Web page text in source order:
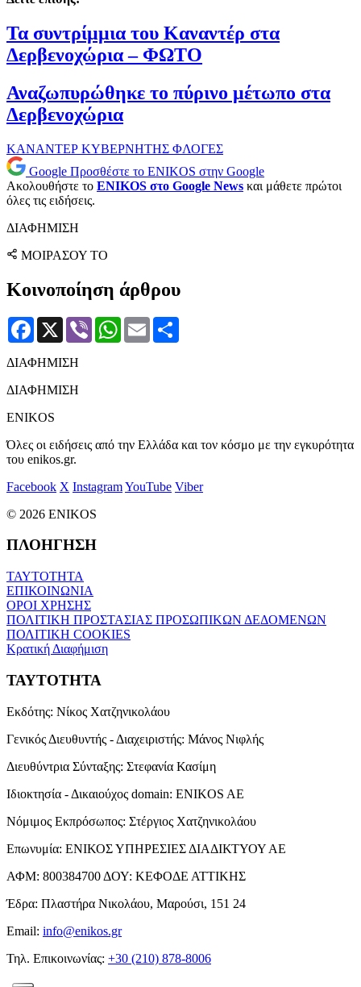
Τα συντρίμμια του Καναντέρ στα
Δερβενοχώρια – ΦΩΤΟ
Αναζωπυρώθηκε το πύρινο μέτωπο στα
Δερβενοχώρια
ΚΑΝΑΝΤΕΡ ΚΥΒΕΡΝΗΤΗΣ ΦΛΟΓΕΣ
Google Προσθέστε το ENIKOS στην Google
Ακολουθήστε το ENIKOS στο Google News και μάθετε πρώτοι
όλες τις ειδήσεις.
ΔΙΑΦΗΜΙΣΗ
ΜΟΙΡΑΣΟΥ ΤΟ
Κοινοποίηση άρθρου
Facebook
X Viber WhatsApp
Email
ΔΙΑΦΗΜΙΣΗ
ΔΙΑΦΗΜΙΣΗ
ENIKOS
Όλες οι ειδήσεις από την Ελλάδα και τον κόσμο με την εγκυρότητα
του enikos.gr.
Facebook X InstagramYouTube Viber
© 2026 ENIKOS
ΠΛΟΗΓΗΣΗ
ΤΑΥΤΟΤΗΤΑ
ΕΠΙΚΟΙΝΩΝΙΑ
ΟΡΟΙ ΧΡΗΣΗΣ
ΠΟΛΙΤΙΚΗ ΠΡΟΣΤΑΣΙΑΣ ΠΡΟΣΩΠΙΚΩΝ ΔΕΔΟΜΕΝΩΝ
ΠΟΛΙΤΙΚΗ COOKIES
Κρατική Διαφήμιση
ΤΑΥΤΟΤΗΤΑ
Εκδότης: Νίκος Χατζηνικολάου
Γενικός Διευθυντής - Διαχειριστής: Μάνος Νιφλής
Διευθύντρια Σύνταξης: Στεφανία Κασίμη
Ιδιοκτησία - Δικαιούχος domain: ENIKOS AE
Νόμιμος Εκπρόσωπος: Στέργιος Χατζηνικολάου
Επωνυμία: ΕΝΙΚΟΣ ΥΠΗΡΕΣΙΕΣ ΔΙΑΔΙΚΤΥΟΥ ΑΕ
ΑΦΜ: 800384700 ΔΟΥ: ΚΕΦΟΔΕ ΑΤΤΙΚΗΣ
Έδρα: Πλαστήρα Νικολάου, Μαρούσι, 151 24
Email: info@enikos.gr
Τηλ. Επικοινωνίας: +30 (210) 878-8006